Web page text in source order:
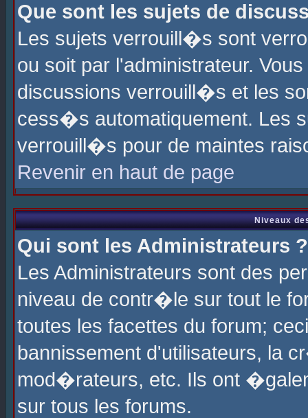
Que sont les sujets de
Les sujets verrouill�s sont
ou soit par l'administrateur.
discussions verrouill�s et les
cess�s automatiquement. Les
verrouill�s pour de maintes
Revenir en haut de page
Niveaux
Qui sont les Administrateurs ?
Les Administrateurs sont des
niveau de contr�le sur tout le
toutes les facettes du forum;
bannissement d'utilisateurs, la
mod�rateurs, etc. Ils ont
sur tous les forums.